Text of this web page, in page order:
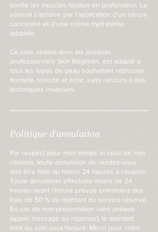
tonifie les muscles faciaux en profondeur. La
séance s’achève par l’application d’un sérum
concentré et d’une crème hydratante
adaptée.
Ce soin, réalisé avec les produits
professionnels Skin Regimen, est adapté à
tous les types de peau souhaitant retrouver
fermeté, tonicité et éclat, sans recours à des
techniques invasives.
Politique d'annulation
Par respect pour mon temps et celui de mes
clientes, toute annulation de rendez-vous
doit être faite au moins 24 heures à l’avance.
Toute annulation effectuée moins de 24
heures avant l’heure prévue entraînera des
frais de 50 % du montant du service réservé.
En cas de non-présentation sans préavis
(appel, message ou réponse), le montant
total du soin sera facturé. Merci pour votre